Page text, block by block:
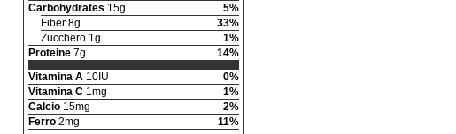
Carbohydrates 15g
5%
Fiber 8g
33%
Zucchero 1g
1%
Proteine 7g
14%
Vitamina A 10IU
0%
Vitamina C 1mg
1%
Calcio 15mg
2%
Ferro 2mg 11%